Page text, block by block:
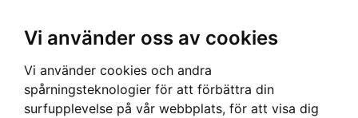
Vi använder oss av cookies
Vi använder cookies och andra
spårningsteknologier för att förbättra din
surfupplevelse på vår webbplats, för att visa dig
Hem› ACCESSOARER ›HÅRACCESSOARER › ROSETT - ISABELL RANDIG VINRÖD/VIT